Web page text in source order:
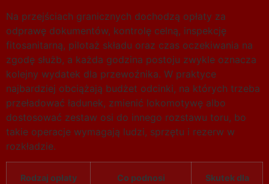
Na przejściach granicznych dochodzą opłaty za
odprawę dokumentów, kontrolę celną, inspekcję
fitosanitarną, pilotaż składu oraz czas oczekiwania na
zgodę służb, a każda godzina postoju zwykle oznacza
kolejny wydatek dla przewoźnika. W praktyce
najbardziej obciążają budżet odcinki, na których trzeba
przeładować ładunek, zmienić lokomotywę albo
dostosować zestaw osi do innego rozstawu toru, bo
takie operacje wymagają ludzi, sprzętu i rezerw w
rozkładzie.
Rodzaj opłaty
Co podnosi
Skutek dla